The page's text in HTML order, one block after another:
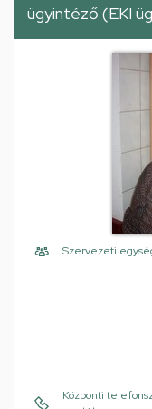
ügyintéző (EKI
Szervezeti
Központi